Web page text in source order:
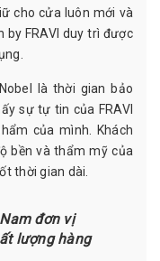
cho cửa luôn mới và
by FRAVI duy trì được
là thời gian bảo
sự tự tin của FRAVI
của mình. Khách
bền và thẩm mỹ của
thời gian dài.
đơn vị
lượng hàng